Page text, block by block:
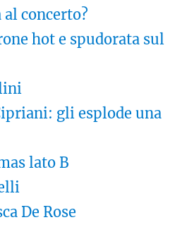
concerto?
hot e spudorata sul
gli esplode una
lato B
De Rose